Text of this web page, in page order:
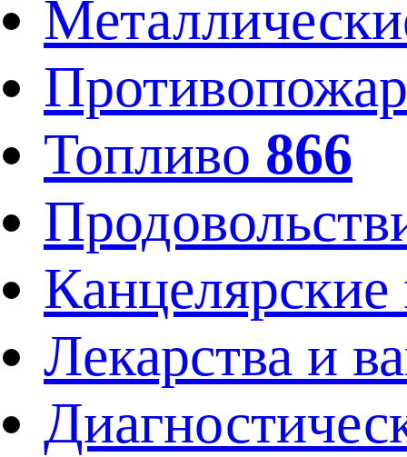
Топливо 866
Лекарства и